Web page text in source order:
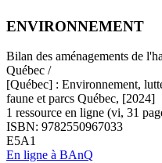
ENVIRONNEMENT
Bilan des aménagements de
Québec /
[Québec] : Environnement,
faune et parcs Québec, [2024]
1 ressource en ligne (vi, 31
ISBN: 9782550967033
E5A1
En ligne à BAnQ